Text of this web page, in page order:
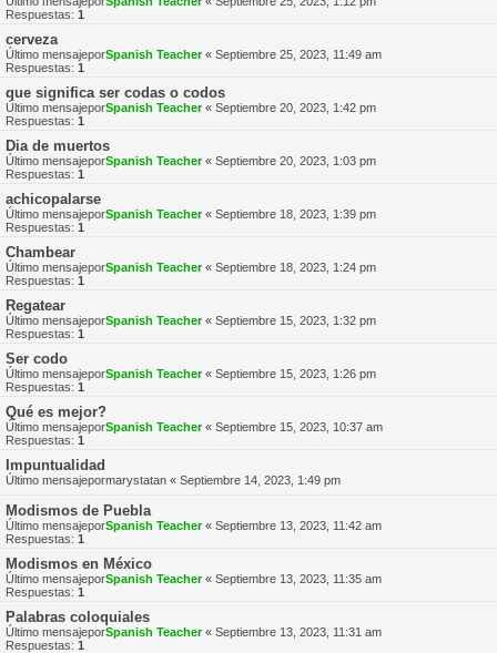
Respuestas: 1
cerveza
Último mensajeporSpanish Teacher« Septiembre 25, 2023, 11:49 am
Respuestas: 1
que significa ser codas o codos
Último mensajeporSpanish Teacher« Septiembre 20, 2023, 1:42 pm
Respuestas: 1
Dia de muertos
Último mensajeporSpanish Teacher« Septiembre 20, 2023, 1:03 pm
Respuestas: 1
achicopalarse
Último mensajeporSpanish Teacher« Septiembre 18, 2023, 1:39 pm
Respuestas: 1
Chambear
Último mensajeporSpanish Teacher« Septiembre 18, 2023, 1:24 pm
Respuestas: 1
Regatear
Último mensajeporSpanish Teacher« Septiembre 15, 2023, 1:32 pm
Respuestas: 1
Ser codo
Último mensajeporSpanish Teacher« Septiembre 15, 2023, 1:26 pm
Respuestas: 1
Qué es mejor?
Último mensajeporSpanish Teacher« Septiembre 15, 2023, 10:37 am
Respuestas: 1
Impuntualidad
Último mensajepormarystatan « Septiembre 14, 2023, 1:49 pm
Modismos de Puebla
Último mensajeporSpanish Teacher« Septiembre 13, 2023, 11:42 am
Respuestas: 1
Modismos en México
Último mensajeporSpanish Teacher« Septiembre 13, 2023, 11:35 am
Respuestas: 1
Palabras coloquiales
Último mensajeporSpanish Teacher« Septiembre 13, 2023, 11:31 am
Respuestas: 1